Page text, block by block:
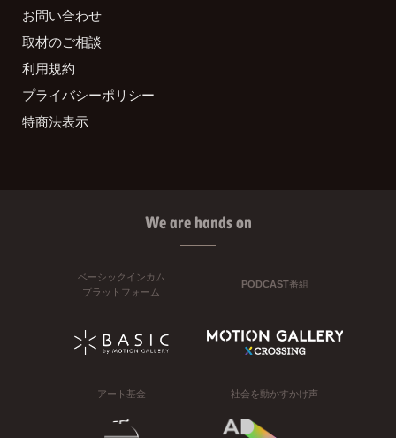
お問い合わせ
取材のご相談
利用規約
プライバシーポリシー
特商法表示
We are hands on
ベーシックインカム
プラットフォーム
PODCAST番組
アート基金 社会を動かすかけ声